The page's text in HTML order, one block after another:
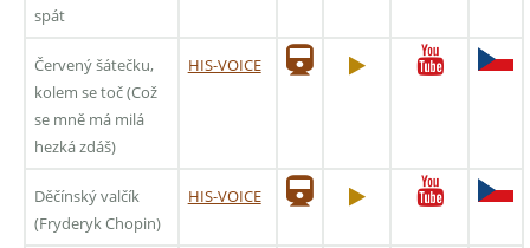
spát
Červený šátečku,
kolem se toč (Což
se mně má milá
hezká zdáš)
HIS-VOICE
Děčínský valčík
(Fryderyk Chopin)
HIS-VOICE